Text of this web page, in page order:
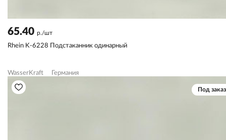
65.40 р./шт
Rhein K-6228 Подстаканник одинарный
WasserKraft Германия
Под заказ